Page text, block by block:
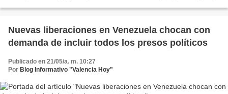
Nuevas liberaciones en Venezuela chocan con
demanda de incluir todos los presos políticos
Publicado en 21/05/a. m. 10:27
Por Blog Informativo "Valencia Hoy"